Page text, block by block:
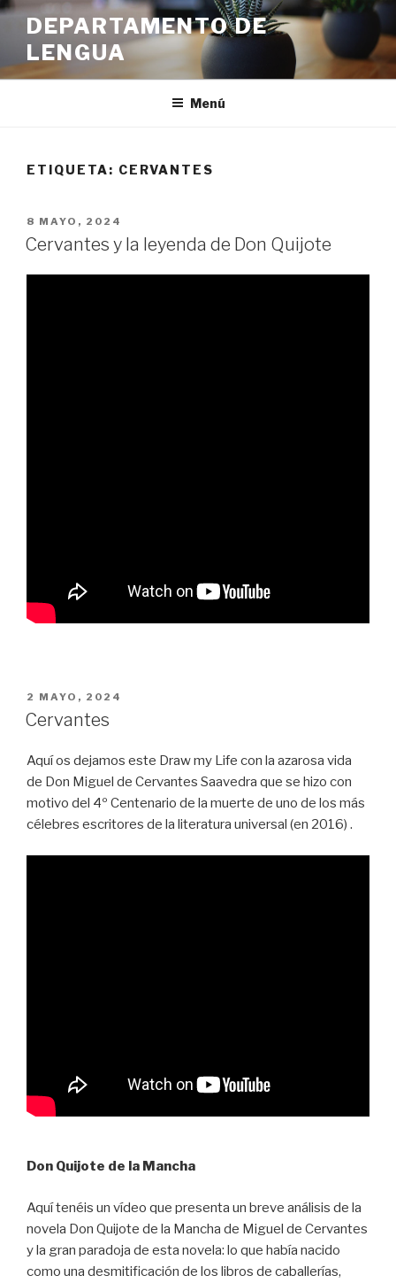
Ir
contenido
DEPARTAMENTO DE
LENGUA
Menú
ETIQUETA: CERVANTES
PUBLICADO
EN
8 MAYO, 2024
Cervantes y la leyenda de Don Quijote
PUBLICADO
EN
2 MAYO, 2024
Cervantes
Aquí os dejamos este Draw my Life con la azarosa vida
de Don Miguel de Cervantes Saavedra que se hizo con
motivo del 4º Centenario de la muerte de uno de los más
célebres escritores de la literatura universal (en 2016) .
Don Quijote de la Mancha
Aquí tenéis un vídeo que presenta un breve análisis de la
novela Don Quijote de la Mancha de Miguel de Cervantes
y la gran paradoja de esta novela: lo que había nacido
como una desmitificación de los libros de caballerías,